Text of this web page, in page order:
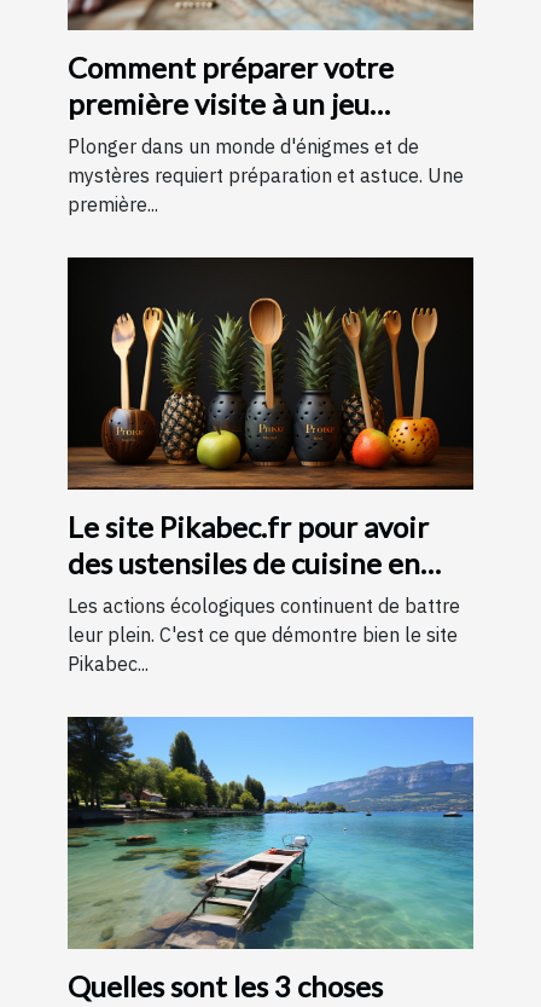
Comment préparer votre
première visite à un jeu
d'évasion : conseils et astuces
pour une expérience
mémorable
Plonger dans un monde d'énigmes et de
mystères requiert préparation et astuce. Une
première...
Le site Pikabec.fr pour avoir
des ustensiles de cuisine en
bois
Les actions écologiques continuent de battre
leur plein. C'est ce que démontre bien le site
Pikabec...
Quelles sont les 3 choses